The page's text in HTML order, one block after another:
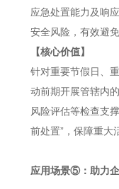
应急处置能力及响
安全风险，有效避
【核心价值】
针对重要节假日、
动前期开展管辖内
风险评估等检查支
前处置”，保障重大
应用场景⑤：助力